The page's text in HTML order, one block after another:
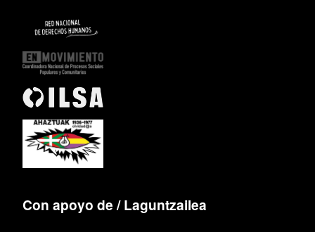
Con apoyo de / Laguntzailea